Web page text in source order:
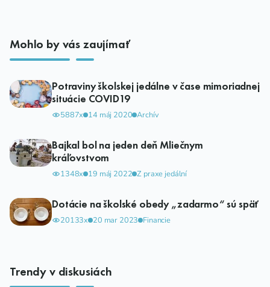
Mohlo by vás zaujímať
Potraviny školskej jedálne v čase mimoriadnej
situácie COVID19
5887x 14 máj 2020 Archív
Bajkal bol na jeden deň Mliečnym
kráľovstvom
1348x 19 máj 2022 Z praxe jedální
Dotácie na školské obedy „zadarmo“ sú späť
20133x 20 mar 2023 Financie
Trendy v diskusiách